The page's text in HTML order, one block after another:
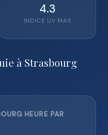
4.3
INDICE UV MAX
à Strasbourg
HEURE PAR